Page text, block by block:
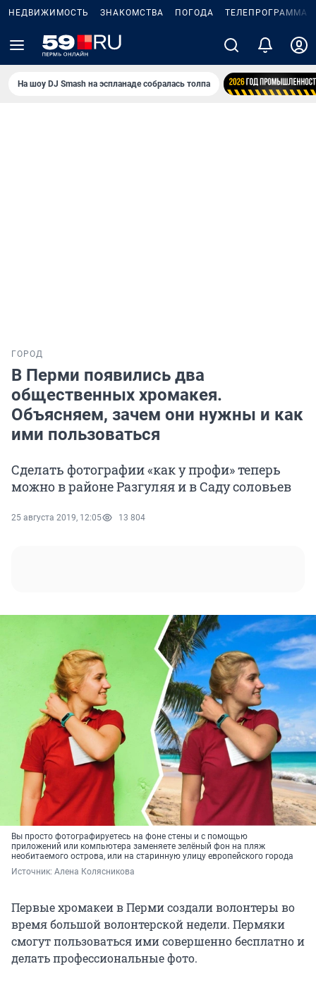
НЕДВИЖИМОСТЬ ЗНАКОМСТВА ПОГОДА ТЕЛЕПРОГРАММА
На шоу DJ Smash на эспланаде собралась толпа
ГОРОД
В Перми появились два
общественных хромакея.
Объясняем, зачем они нужны и как
ими пользоваться
Сделать фотографии «как у профи» теперь
можно в районе Разгуляя и в Саду соловьев
25 августа 2019, 12:05 13 804
Вы просто фотографируетесь на фоне стены и с помощью
приложений или компьютера заменяете зелёный фон на пляж
необитаемого острова, или на старинную улицу европейского города
Источник: Алена Колясникова
Первые хромакеи в Перми создали волонтеры во
время большой волонтерской недели. Пермяки
смогут пользоваться ими совершенно бесплатно и
делать профессиональные фото.